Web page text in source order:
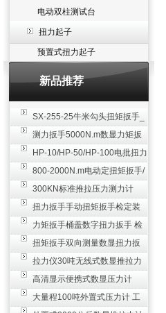
电动双柱测试台
扭力起子
预置式扭力起子
新品推荐
SX-255-25牛米勾头扭矩扳手_
螺栓紧固扭力扳手
测力扳手5000N.m数显力矩扳
手 非标扭力扳手工业级
HP-10/HP-50/HP-100电批扭力
测试仪,测量仪
800-2000N.m电动定扭矩扳手/
扭矩电动扳手
300KN标准推拉压力测力计
_0.3级数显压力仪
扭力扳手手动扭矩扳手检定装
置 50-100N扳手测量仪器
力矩扳手桶盖数字扭力扳手 检
测瓶盖拧紧扭矩工具
扭矩扳手双向测量数显扭力扳
手 2000N,m力矩扳手价格
拉力仪30吨无线式数显推拉力
计 数字显示测力计80T
高清显示便携式数显压力计
300N500n_手持电子测力计
大量程100吨外置式压力计 工